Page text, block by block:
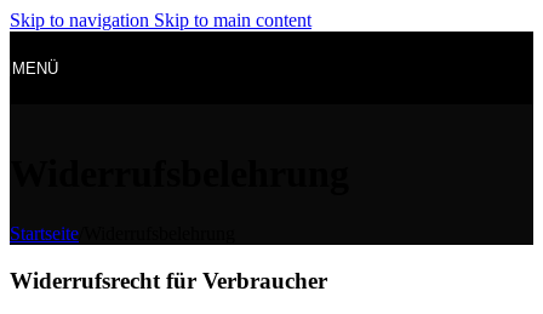
Skip to navigation Skip to main content
MENÜ
Startseite
Widerrufsrecht für Verbraucher